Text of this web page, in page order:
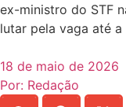
ex-ministro do STF
lutar pela vaga até
18 de maio de 2026
Por: Redação